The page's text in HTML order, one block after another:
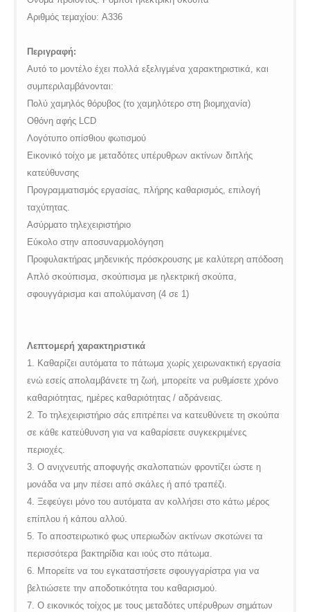
Αριθμός τεμαχίου: A336
Περιγραφή:
Αυτό το μοντέλο έχει πολλά εξελιγμένα χαρακτηριστικά, και
συμπεριλαμβάνονται:
Πολύ χαμηλός θόρυβος (το χαμηλότερο στη βιομηχανία)
Οθόνη αφής LCD
Λογότυπο οπίσθιου φωτισμού
Εικονικό τοίχο με μεταδότες υπέρυθρων ακτίνων διπλής
κατεύθυνσης
Προγραμματισμός εργασίας, πλήρης καθαρισμός, επιλογή
ταχύτητας.
Ασύρματο τηλεχειριστήριο
Εύκολο στην αποσυναρμολόγηση
Προφυλακτήρας μηδενικής πρόσκρουσης με καλύτερη απόδοση
Απλό σκούπισμα, σκούπισμα με ηλεκτρική σκούπα,
σφουγγάρισμα και απολύμανση (4 σε 1)
Λεπτομερή χαρακτηριστικά
1. Καθαρίζει αυτόματα το πάτωμα χωρίς χειρωνακτική εργασία
ενώ εσείς απολαμβάνετε τη ζωή, μπορείτε να ρυθμίσετε χρόνο
καθαριότητας, ημέρες καθαριότητας / αδράνειας.
2. Το τηλεχειριστήριο σάς επιτρέπει να κατευθύνετε τη σκούπα
σε κάθε κατεύθυνση για να καθαρίσετε συγκεκριμένες
περιοχές.
3. Ο ανιχνευτής αποφυγής σκαλοπατιών φροντίζει ώστε η
μονάδα να μην πέσει από σκάλες ή από τραπέζι.
4. Ξεφεύγει μόνο του αυτόματα αν κολλήσει στο κάτω μέρος
επίπλου ή κάπου αλλού.
5. Το αποστειρωτικό φως υπεριωδών ακτίνων σκοτώνει τα
περισσότερα βακτηρίδια και ιούς στο πάτωμα.
6. Μπορείτε να του εγκαταστήσετε σφουγγαρίστρα για να
βελτιώσετε την αποδοτικότητα του καθαρισμού.
7. Ο εικονικός τοίχος με τους μεταδότες υπέρυθρων σημάτων